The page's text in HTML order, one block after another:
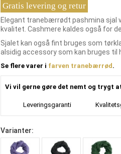
Gratis levering og retur
Elegant tranebærrødt pashmina sjal
kvalitet. Cashmere kaldes også for
Sjalet kan også fint bruges som
alsidig accessory som kan bruges til
Se flere varer i farven tranebærrød .
Vi vil gerne gøre det nemt og trygt
Leveringsgaranti
Varianter: